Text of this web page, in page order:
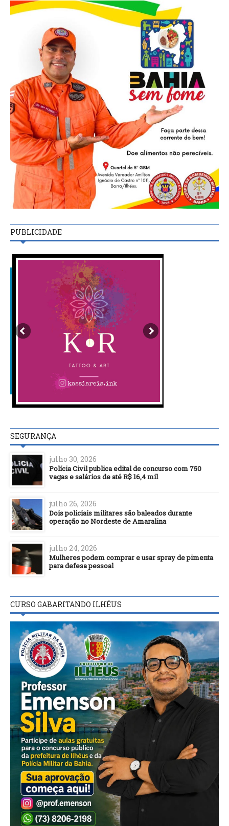
PUBLICIDADE
SEGURANÇA
julho 30, 2026
Polícia Civil publica edital de concurso com 750
vagas e salários de até R$ 16,4 mil
julho 26, 2026
Dois policiais militares são baleados durante
operação no Nordeste de Amaralina
julho 24, 2026
Mulheres podem comprar e usar spray de pimenta
para defesa pessoal
CURSO GABARITANDO ILHÉUS